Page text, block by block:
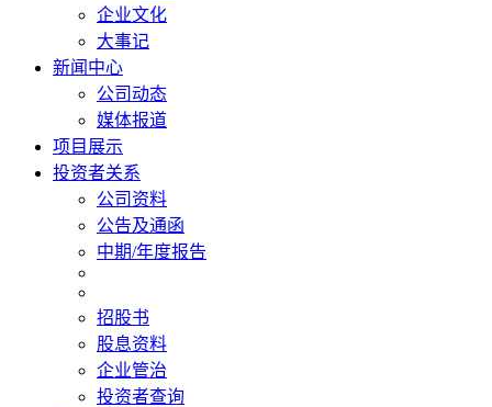
企业文化
大事记
新闻中心
公司动态
媒体报道
项目展示
投资者关系
公司资料
公告及通函
中期/年度报告
招股书
股息资料
企业管治
投资者查询